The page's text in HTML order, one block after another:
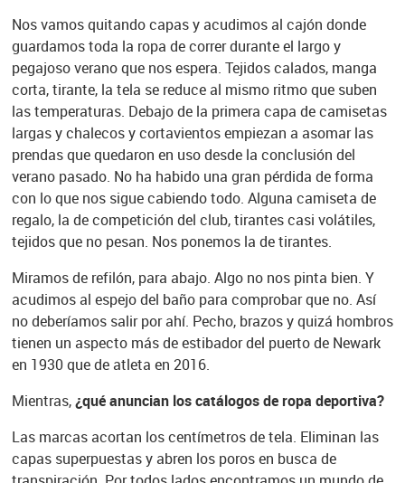
Nos vamos quitando capas y acudimos al cajón donde
guardamos toda la ropa de correr durante el largo y
pegajoso verano que nos espera. Tejidos calados, manga
corta, tirante, la tela se reduce al mismo ritmo que suben
las temperaturas. Debajo de la primera capa de camisetas
largas y chalecos y cortavientos empiezan a asomar las
prendas que quedaron en uso desde la conclusión del
verano pasado. No ha habido una gran pérdida de forma
con lo que nos sigue cabiendo todo. Alguna camiseta de
regalo, la de competición del club, tirantes casi volátiles,
tejidos que no pesan. Nos ponemos la de tirantes.
Miramos de refilón, para abajo. Algo no nos pinta bien. Y
acudimos al espejo del baño para comprobar que no. Así
no deberíamos salir por ahí. Pecho, brazos y quizá hombros
tienen un aspecto más de estibador del puerto de Newark
en 1930 que de atleta en 2016.
Mientras,¿qué anuncian los catálogos de ropa deportiva?
Las marcas acortan los centímetros de tela. Eliminan las
capas superpuestas y abren los poros en busca de